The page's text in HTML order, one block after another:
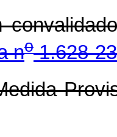
no1.628-